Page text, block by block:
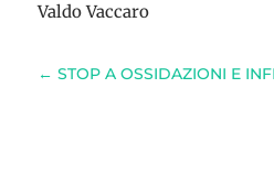
Valdo Vaccaro
← STOP A OSSIDAZIONI E